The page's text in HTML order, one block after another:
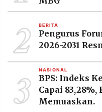
2 BERITA
Pengurus
2026-2031
3 NASIONAL
BPS: Indeks
Capai
Memuaskan.